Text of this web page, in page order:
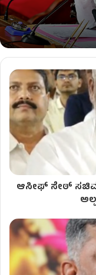
ಆಸೀಫ್ ಸೇಠ್‌ ಸಚಿವ,